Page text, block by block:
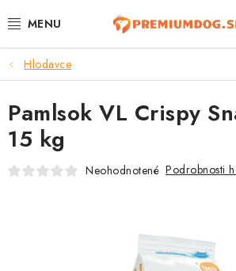
na
TOP 100 PRODUKTOV
NOVINKY
AKCIE
Hlodavce
Pamlsok VL Crispy
15 kg
Neohodnotené Podrobnosti